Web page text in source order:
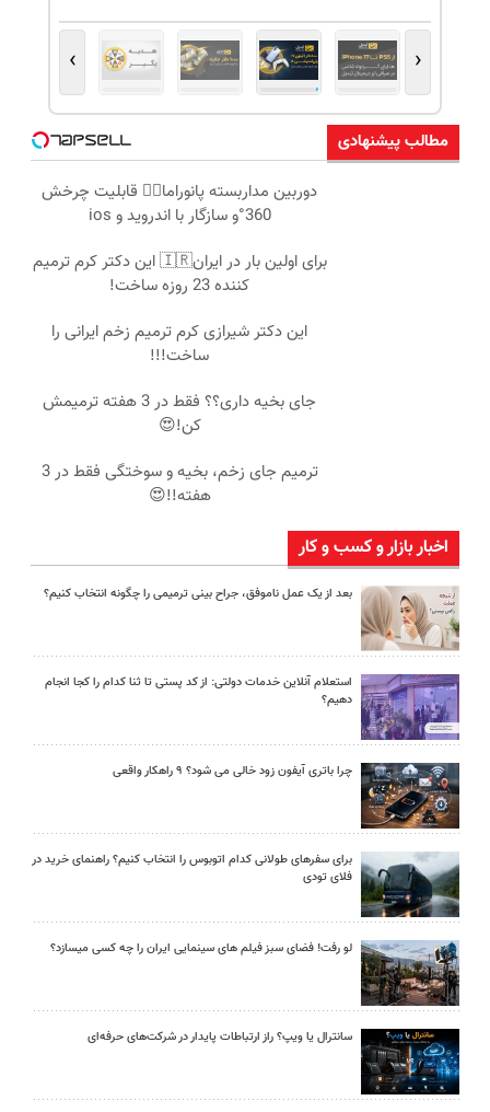
‹
›
مطالب پیشنهادی
دوربین مداربسته پانوراما👈🏻 قابلیت چرخش
360°و سازگار با اندروید و ios
برای اولین بار در ایران🇮🇷 این دکتر کرم ترمیم
کننده 23 روزه ساخت!
این دکتر شیرازی کرم ترمیم زخم ایرانی را
ساخت!!!
جای بخیه داری؟؟ فقط در 3 هفته ترمیمش
کن!😍
ترمیم جای زخم، بخیه و سوختگی فقط در 3
هفته!!😍
اخبار بازار و کسب و کار
بعد از یک عمل ناموفق، جراح بینی ترمیمی را چگونه انتخاب کنیم؟
استعلام آنلاین خدمات دولتی: از کد پستی تا ثنا کدام را کجا انجام
دهیم؟
چرا باتری آیفون زود خالی می شود؟ ۹ راهکار واقعی
برای سفرهای طولانی کدام اتوبوس را انتخاب کنیم؟ راهنمای خرید در
فلای تودی
لو رفت! فضای سبز فیلم های سینمایی ایران را چه کسی میسازد؟
سانترال یا ویپ؟ راز ارتباطات پایدار در شرکت‌های حرفه‌ای